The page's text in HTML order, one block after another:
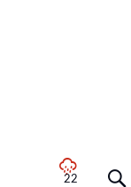
22